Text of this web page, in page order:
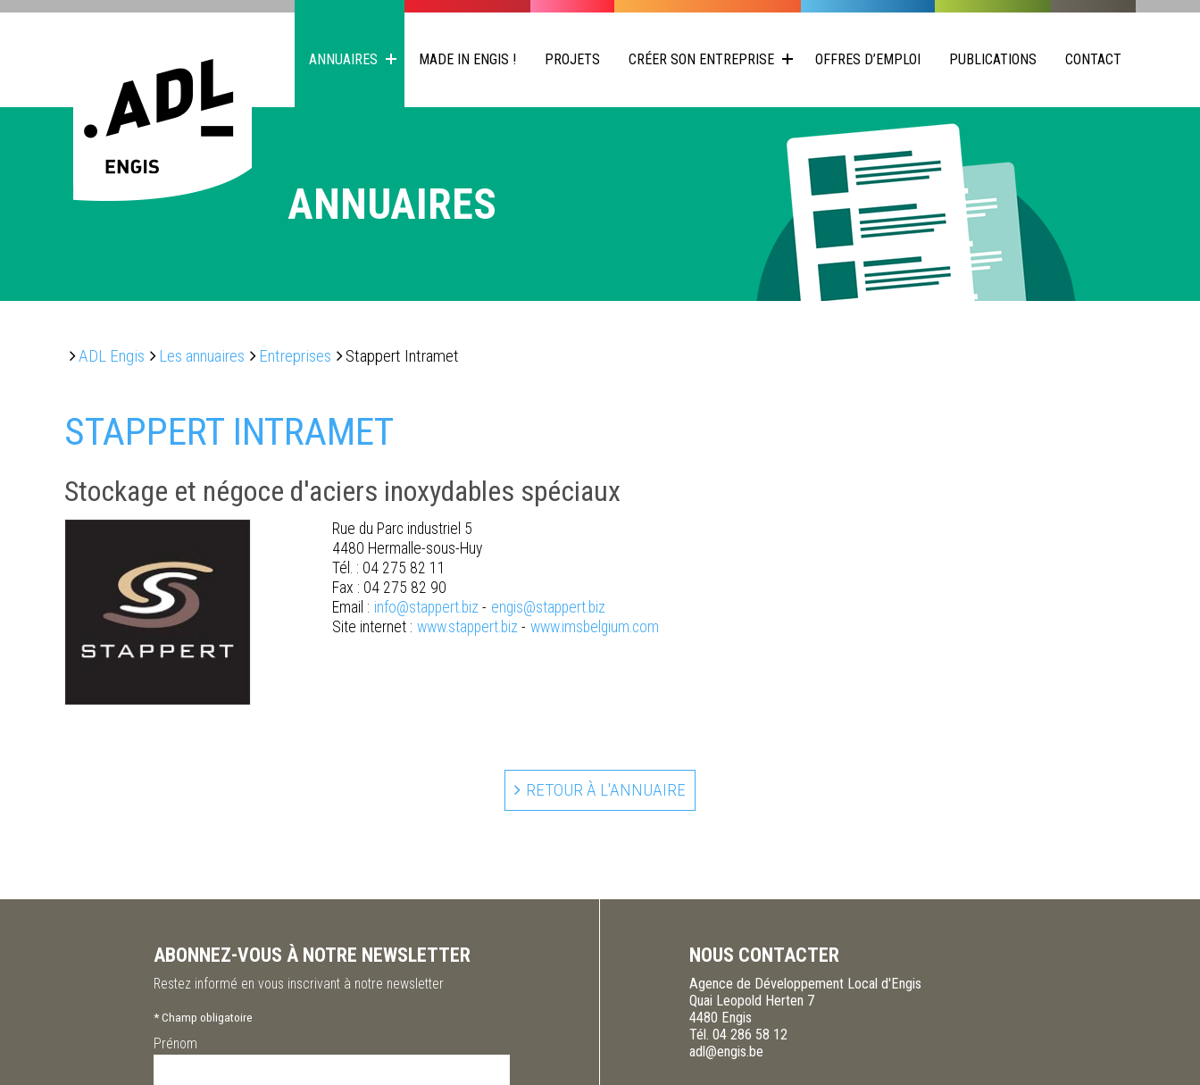
ANNUAIRES MADE IN ENGIS ! PROJETS CRÉER SON ENTREPRISE OFFRES D’EMPLOI PUBLICATIONS CONTACT
ANNUAIRES
ADL Engis Les annuaires Entreprises Stappert Intramet
STAPPERT INTRAMET
Stockage et négoce d'aciers inoxydables spéciaux
Rue du Parc industriel 5
4480 Hermalle-sous-Huy
Tél. : 04 275 82 11
Fax : 04 275 82 90
Email : info@stappert.biz - engis@stappert.biz
Site internet : www.stappert.biz - www.imsbelgium.com
RETOUR À L'ANNUAIRE
ABONNEZ-VOUS À NOTRE NEWSLETTER
Restez informé en vous inscrivant à notre newsletter
*Champ obligatoire
Prénom
NOUS CONTACTER
Agence de Développement Local d'Engis
Quai Leopold Herten 7
4480 Engis
Tél. 04 286 58 12
adl@engis.be